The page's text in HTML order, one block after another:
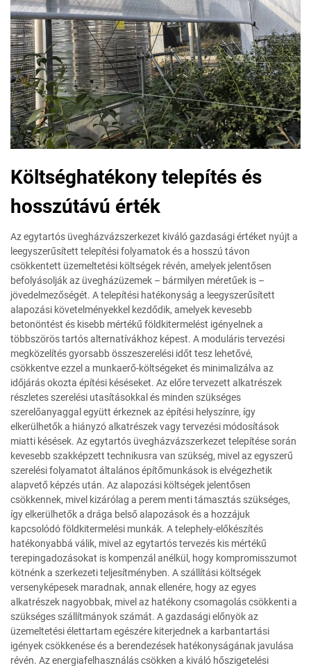
Költséghatékony telepítés és
hosszútávú érték
Az egytartós üvegházvázszerkezet kiváló gazdasági értéket nyújt a
leegyszerűsített telepítési folyamatok és a hosszú távon
csökkentett üzemeltetési költségek révén, amelyek jelentősen
befolyásolják az üvegházüzemek – bármilyen méretűek is –
jövedelmezőségét. A telepítési hatékonyság a leegyszerűsített
alapozási követelményekkel kezdődik, amelyek kevesebb
betonöntést és kisebb mértékű földkitermelést igényelnek a
többszörös tartós alternatívákhoz képest. A moduláris tervezési
megközelítés gyorsabb összeszerelési időt tesz lehetővé,
csökkentve ezzel a munkaerő-költségeket és minimalizálva az
időjárás okozta építési késéseket. Az előre tervezett alkatrészek
részletes szerelési utasításokkal és minden szükséges
szerelőanyaggal együtt érkeznek az építési helyszínre, így
elkerülhetők a hiányzó alkatrészek vagy tervezési módosítások
miatti késések. Az egytartós üvegházvázszerkezet telepítése során
kevesebb szakképzett technikusra van szükség, mivel az egyszerű
szerelési folyamatot általános építőmunkások is elvégezhetik
alapvető képzés után. Az alapozási költségek jelentősen
csökkennek, mivel kizárólag a perem menti támasztás szükséges,
így elkerülhetők a drága belső alapozások és a hozzájuk
kapcsolódó földkitermelési munkák. A telephely-előkészítés
hatékonyabbá válik, mivel az egytartós tervezés kis mértékű
terepingadozásokat is kompenzál anélkül, hogy kompromisszumot
kötnénk a szerkezeti teljesítményben. A szállítási költségek
versenyképesek maradnak, annak ellenére, hogy az egyes
alkatrészek nagyobbak, mivel az hatékony csomagolás csökkenti a
szükséges szállítmányok számát. A gazdasági előnyök az
üzemeltetési élettartam egészére kiterjednek a karbantartási
igények csökkenése és a berendezések hatékonyságának javulása
révén. Az energiafelhasználás csökken a kiváló hőszigetelési